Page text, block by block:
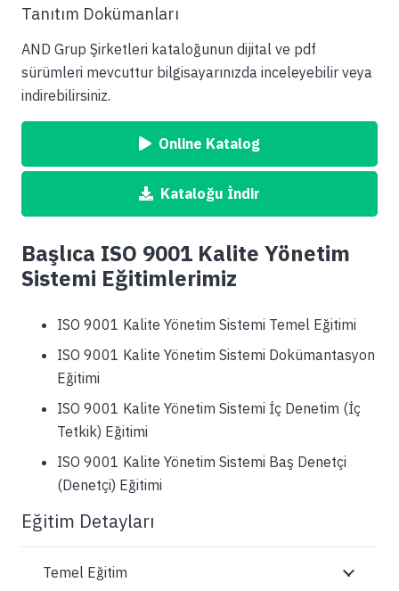
Tanıtım Dokümanları
AND Grup Şirketleri kataloğunun dijital ve pdf
sürümleri mevcuttur bilgisayarınızda inceleyebilir veya
indirebilirsiniz.
Online Katalog
Kataloğu İndir
Başlıca ISO 9001 Kalite Yönetim
Sistemi Eğitimlerimiz
ISO 9001 Kalite Yönetim Sistemi Temel Eğitimi
ISO 9001 Kalite Yönetim Sistemi Dokümantasyon
Eğitimi
ISO 9001 Kalite Yönetim Sistemi İç Denetim (İç
Tetkik) Eğitimi
ISO 9001 Kalite Yönetim Sistemi Baş Denetçi
(Denetçi) Eğitimi
Eğitim Detayları
Temel Eğitim